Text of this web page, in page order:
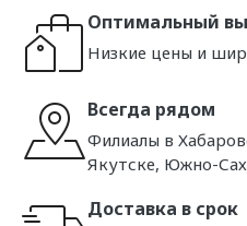
Оптимальный
Низкие цены и
Всегда рядом
Филиалы в
Якутске, Южно-
Доставка в срок